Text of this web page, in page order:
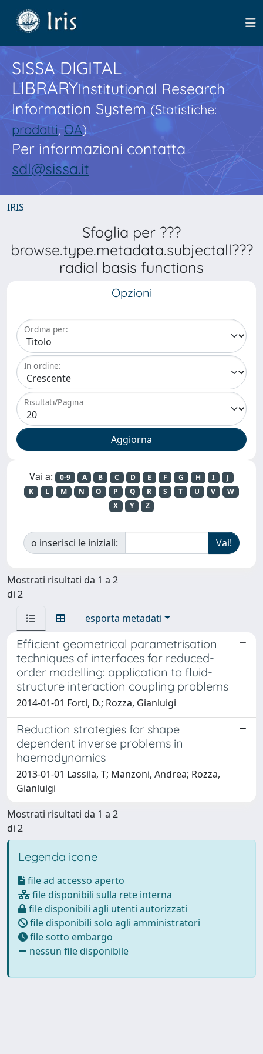
SISSA DIGITAL
LIBRARYInstitutional Research
Information System(Statistiche:
prodotti,OA)
Per informazioni contatta
sdl@sissa.it
IRIS
Sfoglia per ???
browse.type.metadata.subjectall???
radial basis functions
Opzioni
Ordina per:
In ordine:
Risultati/Pagina
Vai a: 0-9 A B C D E F G H I
J
K
L M N O P Q R S T U V
W
X
Y Z
o inserisci le iniziali:
Mostrati risultati da 1 a 2
di 2
esporta metadati
Efficient geometrical parametrisation
techniques of interfaces for reduced-
order modelling: application to fluid-
structure interaction coupling problems
2014-01-01 Forti, D.; Rozza, Gianluigi
Reduction strategies for shape
dependent inverse problems in
haemodynamics
2013-01-01 Lassila, T; Manzoni, Andrea; Rozza,
Gianluigi
Mostrati risultati da 1 a 2
di 2
Legenda icone
file ad accesso aperto
file disponibili sulla rete interna
file disponibili agli utenti autorizzati
file disponibili solo agli amministratori
file sotto embargo
nessun file disponibile